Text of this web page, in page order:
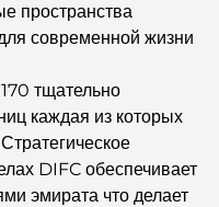
в Дубае: кулинарное
дорожку Палм-
и великолепных
с семьей:
пространства
современной жизни
тщательно
каждая из которых
DIFC обеспечивает
эмирата что делает